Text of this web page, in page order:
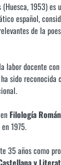
(Huesca, 1953) es
español,
de la
labor docente
sido reconocida
Filología
1975.
35 años como
y